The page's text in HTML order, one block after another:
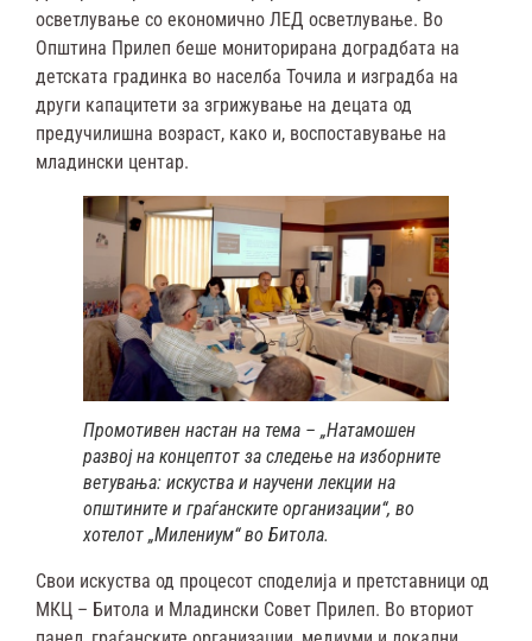
осветлување со економично ЛЕД осветлување. Во
Општина Прилеп беше мониторирана доградбата на
детската градинка во населба Точила и изградба на
други капацитети за згрижување на децата од
предучилишна возраст, како и, воспоставување на
младински центар.
Промотивен настан на тема – „Натамошен
развој на концептот за следење на изборните
ветувања: искуства и научени лекции на
општините и граѓанските организации“, во
хотелот „Милениум“ во Битола.
Свои искуства од процесот споделија и претставници од
МКЦ – Битола и Младински Совет Прилеп. Во вториот